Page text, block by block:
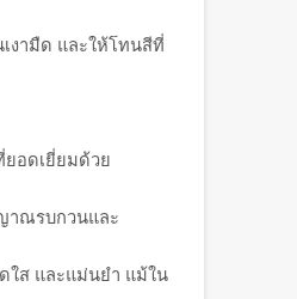
งามืด และให้โทนสีที่
ยอดเยี่ยมด้วย
าณรบกวนและ
ใส และแม่นยำ แม้ใน